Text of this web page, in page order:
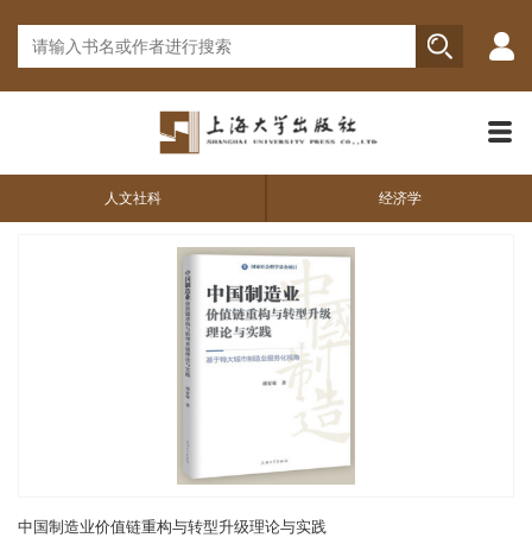
人文社科 经济学
中国制造业价值链重构与转型升级理论与实践